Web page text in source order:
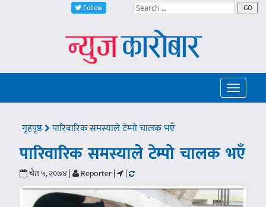
Follow GO
Toggle
गृहपृष्ठ पारिवारिक समस्याले टेम्पो चालक भएँ
पारिवारिक समस्याले टेम्पो चालक भएँ
चैत ५, २०७४ | Reporter | |